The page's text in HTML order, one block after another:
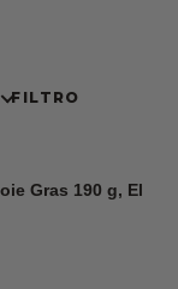
FILTRO
Gras 190 g, El